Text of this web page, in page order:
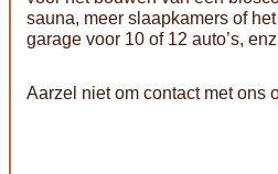
sauna, meer slaapkamers of
garage voor 10 of 12 auto’s,
Aarzel niet om contact met ons